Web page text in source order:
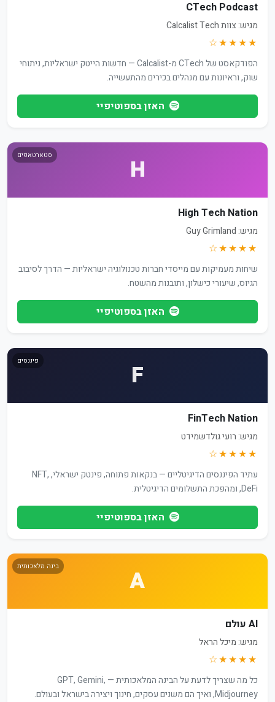
CTech Podcast
מגיש: צוות Calcalist Tech
★★★★☆
הפודקאסט של CTech מ-Calcalist — חדשות הייטק ישראליות, ניתוחי
שוק, וראיונות עם מנהלים בכירים מהתעשייה.
האזן בספוטיפיי
H סטארטאפים
High Tech Nation
מגיש: Guy Grimland
★★★★☆
שיחות מעמיקות עם מייסדי חברות טכנולוגיה ישראליות — הדרך לסיבוב
הגיוס, שיעורי כישלון, ותובנות מהשטח.
האזן בספוטיפיי
F פיננסים
FinTech Nation
מגיש: רועי גולדשמידט
★★★★☆
עתיד הפיננסים הדיגיטליים — בנקאות פתוחה, פינטק ישראלי, NFT,
DeFi, ומהפכת התשלומים הדיגיטלית.
האזן בספוטיפיי
A בינה מלאכותית
AI עולם
מגיש: מיכל הראל
★★★★☆
כל מה שצריך לדעת על הבינה המלאכותית — GPT, Gemini,
Midjourney, ואיך הם משנים עסקים, חינוך ויצירה בישראל ובעולם.